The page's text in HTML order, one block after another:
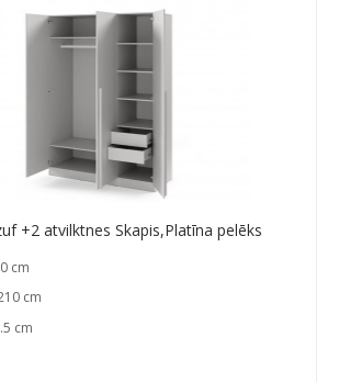
+2 atvilktnes Skapis,Platīna pelēks
cm
cm
cm